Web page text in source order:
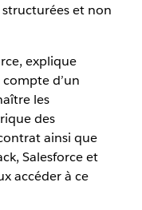
et non
explique
d’un
les
des
ainsi que
Salesforce et
accéder à ce